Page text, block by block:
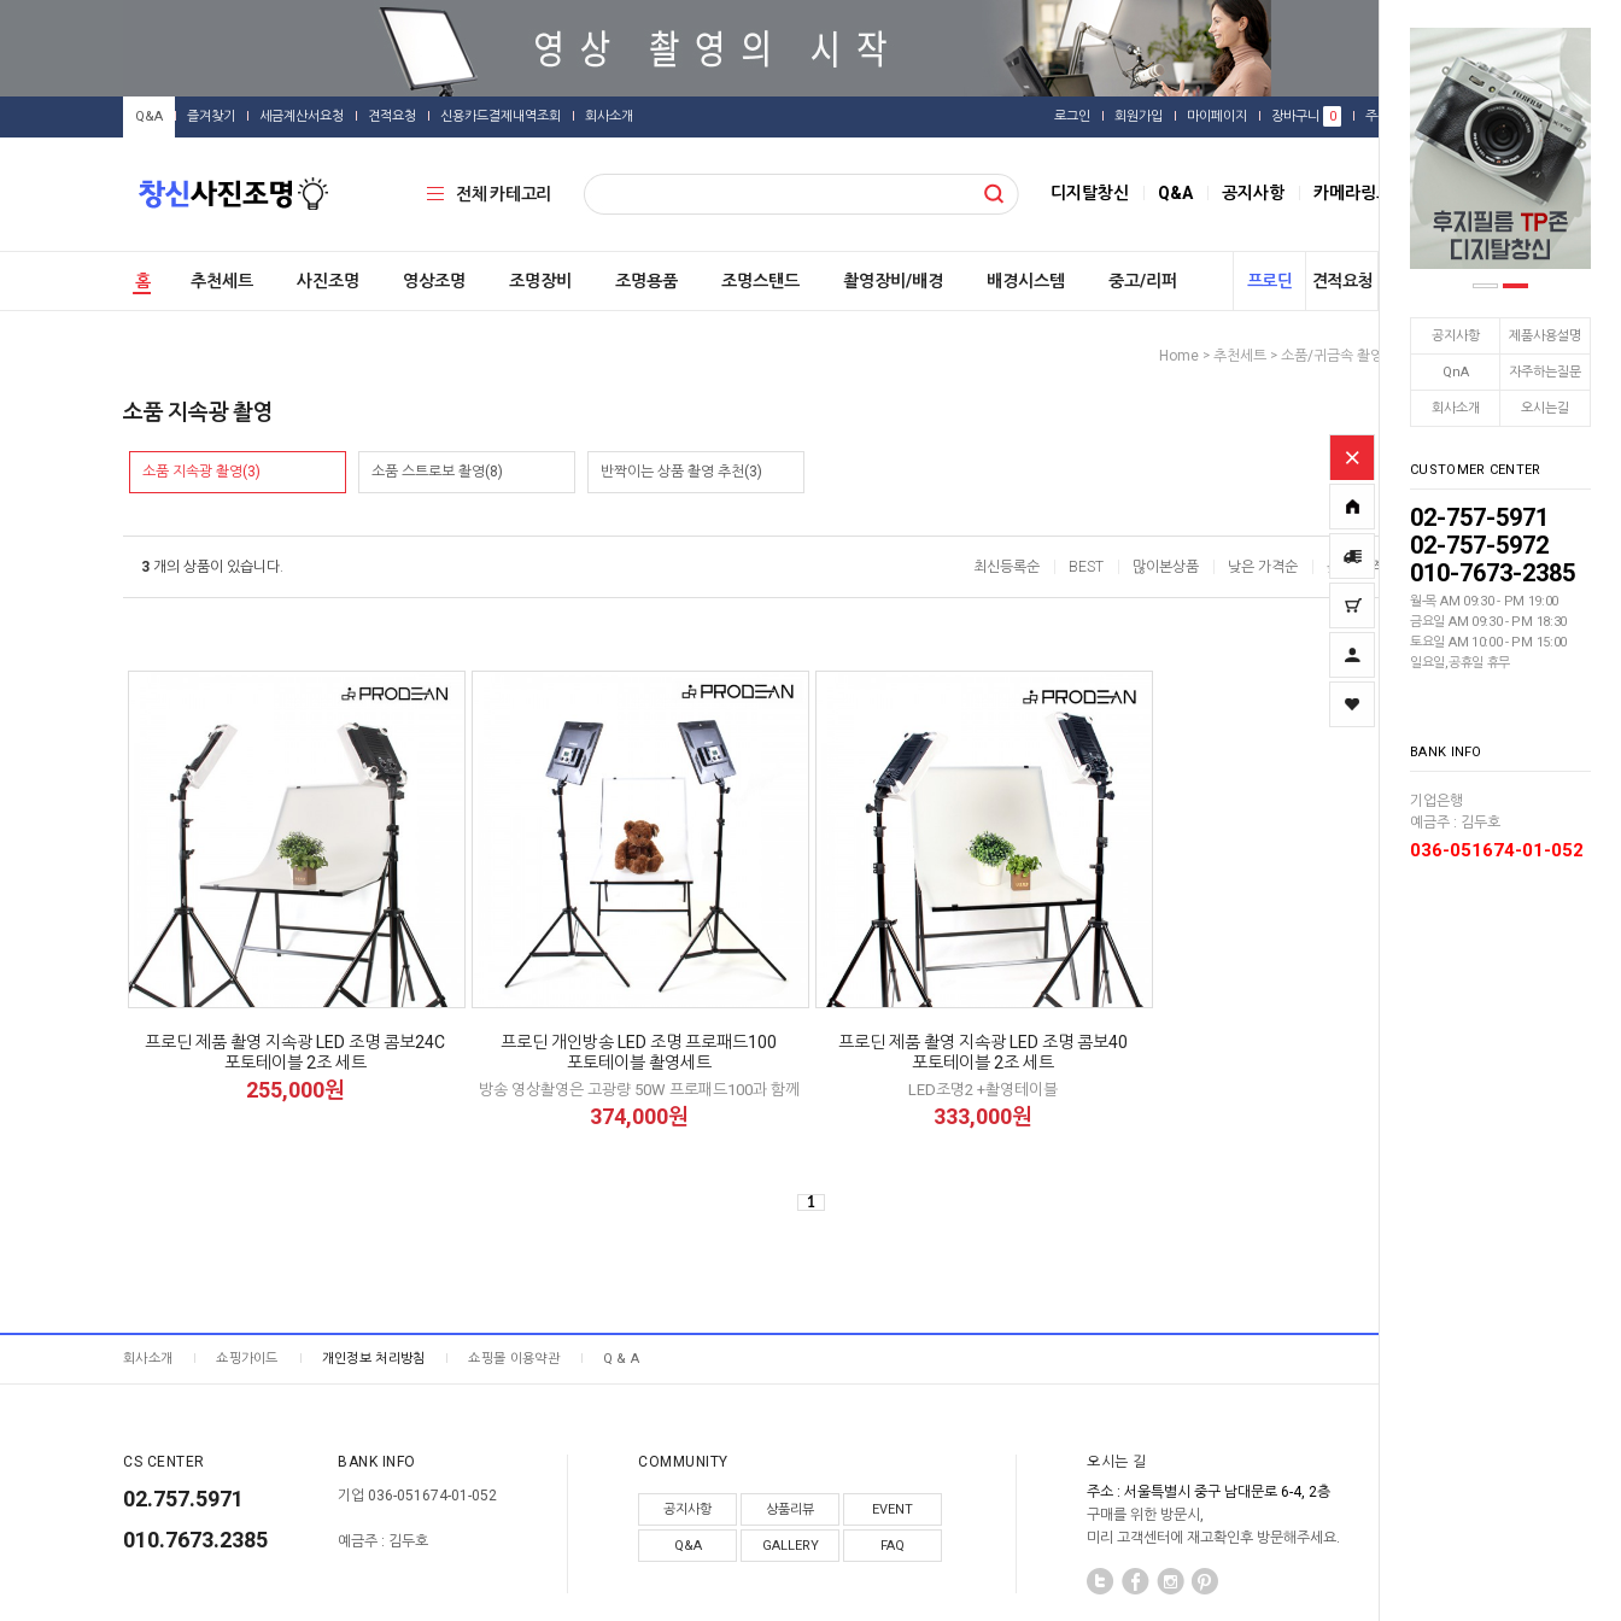
공지사항 제품사용설명
QnA 자주하는질문
회사소개 오시는길
CUSTOMER CENTER
02-757-5971
02-757-5972
010-7673-2385
월-목 AM 09:30 - PM 19:00
금요일 AM 09:30 - PM 18:30
토요일 AM 10:00 - PM 15:00
일요일,공휴일 휴무
BANK INFO
기업은행
예금주 : 김두호
036-051674-01-052
Q&A 즐겨찾기 세금계산서요청 견적요청 신용카드결제내역조회 회사소개 로그인 회원가입 마이페이지 장바구니 0 주문배송 관심상품
전체 카테고리 디지탈창신 Q&A 공지사항 카메라링크
홈 추천세트 사진조명 영상조명 조명장비 조명용품 조명스탠드 촬영장비/배경 배경시스템 중고/리퍼 프로딘 견적요청
Home > 추천세트 > 소품/귀금속 촬영
소품 지속광 촬영
소품 지속광 촬영(3) 소품 스트로보 촬영(8) 반짝이는 상품 촬영 추천(3)
3 개의 상품이 있습니다. 최신등록순 BEST 많이본상품 낮은 가격순 높은 가격순 이름순
프로딘 제품 촬영 지속광 LED 조명 콤보24C
포토테이블 2조 세트
255,000원
프로딘 개인방송 LED 조명 프로패드100
포토테이블 촬영세트
방송 영상촬영은 고광량 50W 프로패드100과 함께
374,000원
프로딘 제품 촬영 지속광 LED 조명 콤보40
포토테이블 2조 세트
LED조명2 +촬영테이블
333,000원
1
회사소개 쇼핑가이드 개인정보 처리방침 쇼핑몰 이용약관 Q & A
CS CENTER
02.757.5971
010.7673.2385
BANK INFO
기업 036-051674-01-052
예금주 : 김두호
COMMUNITY
공지사항 상품리뷰 EVENT
Q&A GALLERY FAQ
오시는 길
주소 : 서울특별시 중구 남대문로 6-4, 2층
구매를 위한 방문시,
미리 고객센터에 재고확인후 방문해주세요.